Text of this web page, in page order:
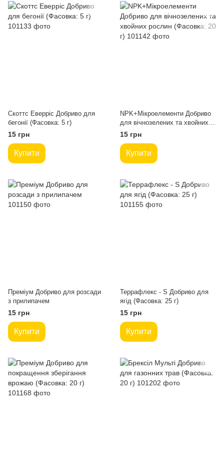
Скоттс Еверріс Добриво для
бегонії (Фасовка: 5 г)
15 грн
Купити
NPK+Мікроелементи Добриво
для вічнозелених та хвойних
рослин (Фасовка: 20 г)
15 грн
Купити
Преміум Добриво для розсади
з прилипачем
15 грн
Купити
Террафлекс - S Добриво для
ягід (Фасовка: 25 г)
15 грн
Купити